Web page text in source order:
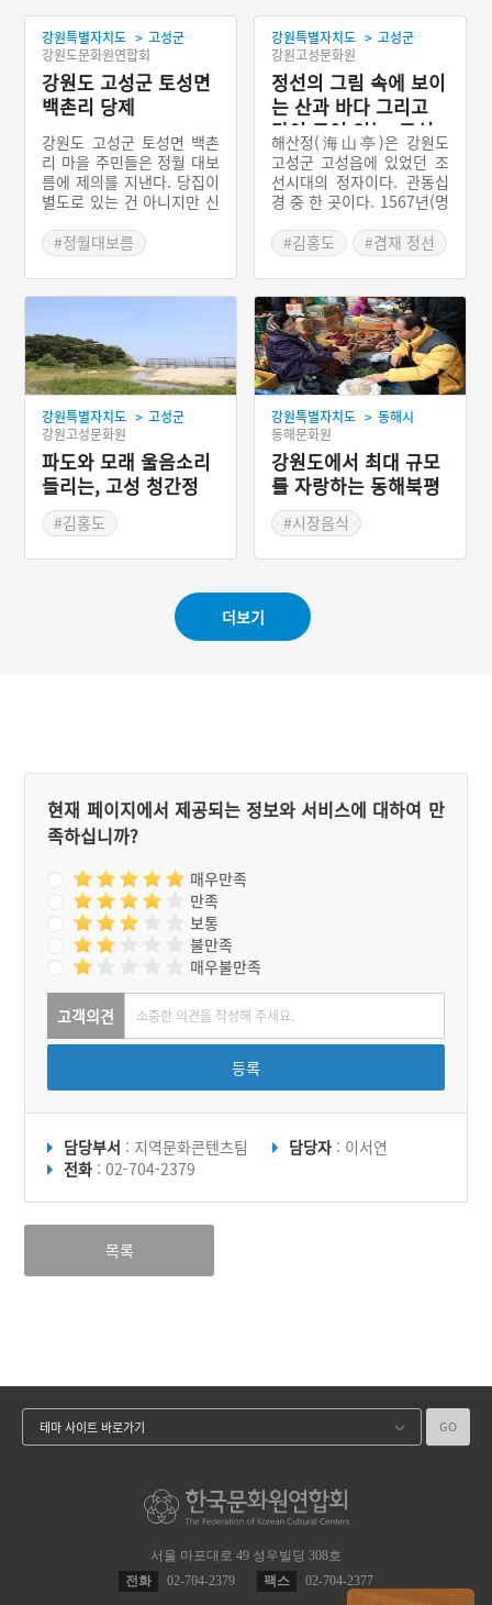
강원특별자치도 > 고성군
강원도문화원연합회
강원도 고성군 토성면
백촌리 당제
강원도 고성군 토성면 백촌
리 마을 주민들은 정월 대보
름에 제의를 지낸다. 당집이
별도로 있는 건 아니지만 신
제물을 차려놓고 의식을 행
한다. 주민들은 당제를 지내
고 나서 마을에 좋지 않은
일이 없어졌다고 한다. 본래
걷었으나 현재는 마을의 공
동자금에서 사용한다. 당제
에 사용되는 제물은 수탉과
문어, 열갱이(볼락)이다. 제
물 준비는 도가로 선정된 사
람이 한다. 백촌리 당제는
정월 대보름 새벽 4시경에
지낸다. 우선 산신에게 예를
표하고 나서 당제를 지내는
데 당제는 강신-소지-독축으
로 행한다. 독축 과정에서는
미리 준비한 축문을 읽는다.
#정월대보름
#고성 마을신앙
강원특별자치도 > 고성군
강원고성문화원
정선의 그림 속에 보이
는 산과 바다 그리고
강이 모여 있는, 고성
해산정
해산정(海山亭)은 강원도
고성군 고성읍에 있었던 조
선시대의 정자이다. 관동십
경 중 한 곳이다. 1567년(명
차식(車軾)이 건립하였다.
이후 1686년(숙종 12)에 군
수 이적길(李迪吉)이 중건
하였으며, 1754년(영조 30)
에 군수 안찬감(安鑽瑊)이
다시 고쳐 지었다. 1819년
(순조 19)에 다시 중수되었
으며 진경 사생의 산실로 역
대 사대부들의 사랑을 받았
다. 해산정은 바다와 산, 강
을 모두 조망할 수 있는 곳
에 세워져 있어 바다와 산을
다 취했다고 해서 해산정이
라는 정자명이 붙여졌다. 즉
해산정은 뒤로는 금강산, 앞
으로는 동해 바다와 남강의
강으로 둘러싸여 있어 신성
경에 반하여 수많은 문사들
이 방문하고 시문을 남겼으
며 정선(鄭敾), 김홍도(金弘
#김홍도
#겸재 정선
#정선 관동명승첩
#그림 속 누정
#강원 고성
강원특별자치도 > 고성군
강원고성문화원
파도와 모래 울음소리
들리는, 고성 청간정
#김홍도
#강원 고성 가볼만한곳
강원특별자치도 > 동해시
동해문화원
강원도에서 최대 규모
를 자랑하는 동해북평
장#시장음식
더보기
현재 페이지에서 제공되는 정보와 서비스에 대하여 만
족하십니까?
매우만족
만족
보통
불만족
매우불만족
고객의견
등록
담당부서 : 지역문화콘텐츠팀 담당자 : 이서연
전화 : 02-704-2379
목록
서울 마포대로 49 성우빌딩 308호
전화
02-704-2379 팩스 02-704-2377
테마 사이트 바로가기 GO